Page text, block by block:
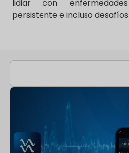
lidiar con
persistente e incluso